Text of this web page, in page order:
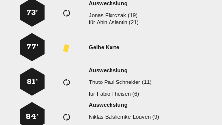
Auswechslung
  
für  
73’
Gelbe Karte
77’
Auswechslung
   
für   
81’
Auswechslung
  
84’